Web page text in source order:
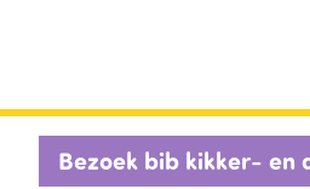
Bezoek bib kikker- en